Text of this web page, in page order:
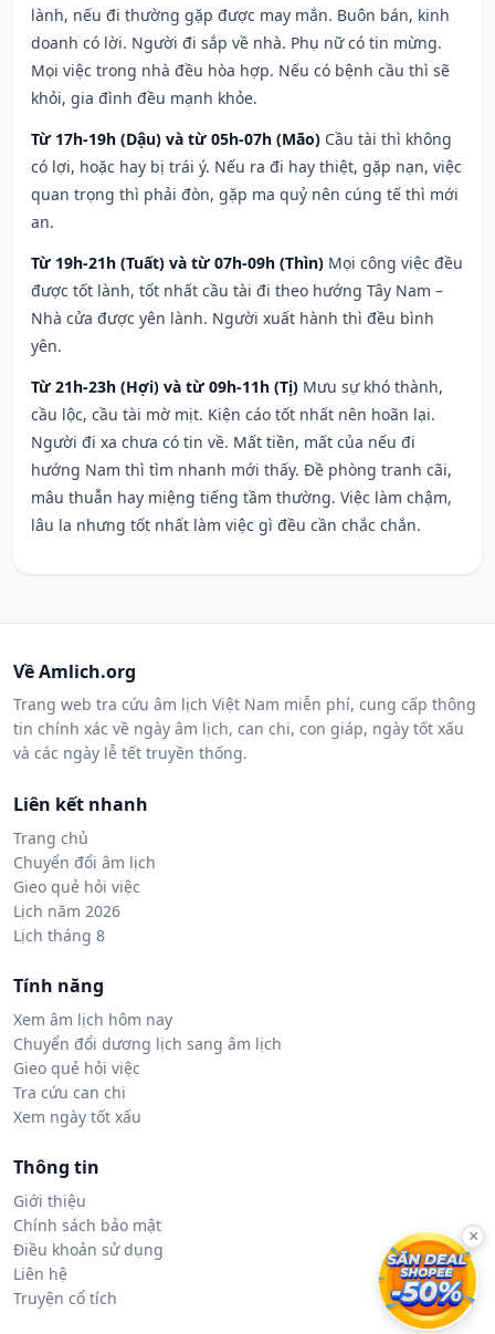
lành, nếu đi thường gặp được may mắn. Buôn bán, kinh
doanh có lời. Người đi sắp về nhà. Phụ nữ có tin mừng.
Mọi việc trong nhà đều hòa hợp. Nếu có bệnh cầu thì sẽ
khỏi, gia đình đều mạnh khỏe.
Từ 17h-19h (Dậu) và từ 05h-07h (Mão) Cầu tài thì không
có lợi, hoặc hay bị trái ý. Nếu ra đi hay thiệt, gặp nạn, việc
quan trọng thì phải đòn, gặp ma quỷ nên cúng tế thì mới
an.
Từ 19h-21h (Tuất) và từ 07h-09h (Thìn) Mọi công việc đều
được tốt lành, tốt nhất cầu tài đi theo hướng Tây Nam –
Nhà cửa được yên lành. Người xuất hành thì đều bình
yên.
Từ 21h-23h (Hợi) và từ 09h-11h (Tị) Mưu sự khó thành,
cầu lộc, cầu tài mờ mịt. Kiện cáo tốt nhất nên hoãn lại.
Người đi xa chưa có tin về. Mất tiền, mất của nếu đi
hướng Nam thì tìm nhanh mới thấy. Đề phòng tranh cãi,
mâu thuẫn hay miệng tiếng tầm thường. Việc làm chậm,
lâu la nhưng tốt nhất làm việc gì đều cần chắc chắn.
Về Amlich.org
Trang web tra cứu âm lịch Việt Nam miễn phí, cung cấp thông
tin chính xác về ngày âm lịch, can chi, con giáp, ngày tốt xấu
và các ngày lễ tết truyền thống.
Liên kết nhanh
Trang chủ
Chuyển đổi âm lịch
Gieo quẻ hỏi việc
Lịch năm 2026
Lịch tháng 8
Tính năng
Xem âm lịch hôm nay
Chuyển đổi dương lịch sang âm lịch
Gieo quẻ hỏi việc
Tra cứu can chi
Xem ngày tốt xấu
Thông tin
Giới thiệu
Chính sách bảo mật
Điều khoản sử dụng
Liên hệ
Truyện cổ tích
×